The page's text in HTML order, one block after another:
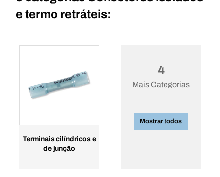
e termo retráteis:
Terminais cilíndricos e
de junção
4
Mais Categorias
Mostrar todos